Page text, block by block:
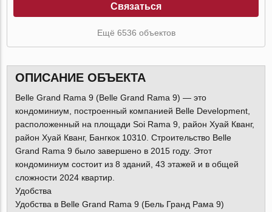
Связаться
Ещё 6536 объектов
ОПИСАНИЕ ОБЪЕКТА
Belle Grand Rama 9 (Belle Grand Rama 9) — это
кондоминиум, построенный компанией Belle Development,
расположенный на площади Soi Rama 9, район Хуай Кванг,
район Хуай Кванг, Бангкок 10310. Строительство Belle
Grand Rama 9 было завершено в 2015 году. Этот
кондоминиум состоит из 8 зданий, 43 этажей и в общей
сложности 2024 квартир.
Удобства
Удобства в Belle Grand Rama 9 (Бель Гранд Рама 9)